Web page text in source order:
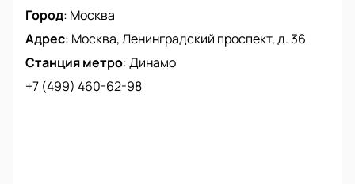
Город: Москва
Адрес: Москва, Ленинградский проспект, д. 36
Станция метро:Динамо
+7 (499) 460-62-98